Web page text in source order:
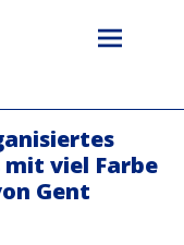
mit viel Farbe
Gent